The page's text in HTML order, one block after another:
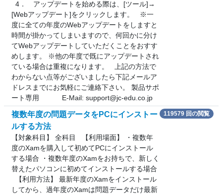
4． アップデートを始める際は、[ツール]→
[Webアップデート]をクリックします。 ※一
度に全ての年度のWebアップデートをしますと
時間が掛かってしまいますので、何回かに分け
てWebアップデートしていただくことをおすす
めします。 ※他の年度で既にアップデートされ
ている場合は重複になります。 上記の方法で
わからない点等がございましたら下記メールア
ドレスまでにお気軽にご連絡下さい。 製品サポ
ート専用 E-Mail: support@jc-edu.co.jp
複数年度の問題データをPCにインストー
ルする方法
【対象科目】 全科目 【利用場面】 ・複数年
度のXamを購入して初めてPCにインストール
する場合 ・複数年度のXamをお持ちで、新しく
替えたパソコンに初めてインストールする場合
【利用方法】 最新年度のXamをインストール
してから、過年度のXamは問題データだけ最新
119579 回の閲覧